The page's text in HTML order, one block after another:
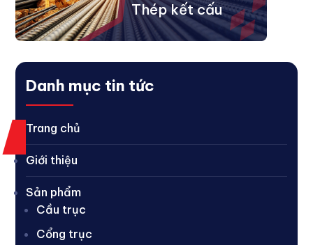
Thép kết cấu
Danh mục tin tức
Trang chủ
Giới thiệu
Sản phẩm
Cầu trục
Cổng trục